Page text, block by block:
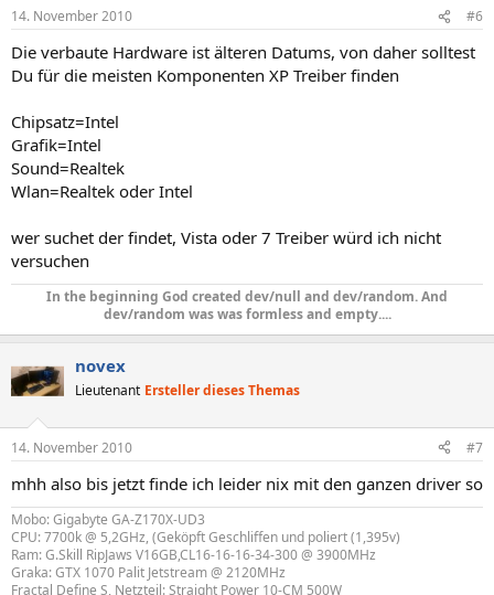
14. November 2010 #6
Die verbaute Hardware ist älteren Datums, von daher solltest
Du für die meisten Komponenten XP Treiber finden
Chipsatz=Intel
Grafik=Intel
Sound=Realtek
Wlan=Realtek oder Intel
wer suchet der findet, Vista oder 7 Treiber würd ich nicht
versuchen
In the beginning God created dev/null and dev/random. And
dev/random was was formless and empty....​
novex
Lieutenant Ersteller dieses Themas
14. November 2010 #7
mhh also bis jetzt finde ich leider nix mit den ganzen driver so
Mobo: Gigabyte GA-Z170X-UD3
CPU: 7700k @ 5,2GHz, (Geköpft Geschliffen und poliert (1,395v)
Ram: G.Skill RipJaws V16GB,CL16-16-16-34-300 @ 3900MHz
Graka: GTX 1070 Palit Jetstream @ 2120MHz
Fractal Define S, Netzteil: Straight Power 10-CM 500W